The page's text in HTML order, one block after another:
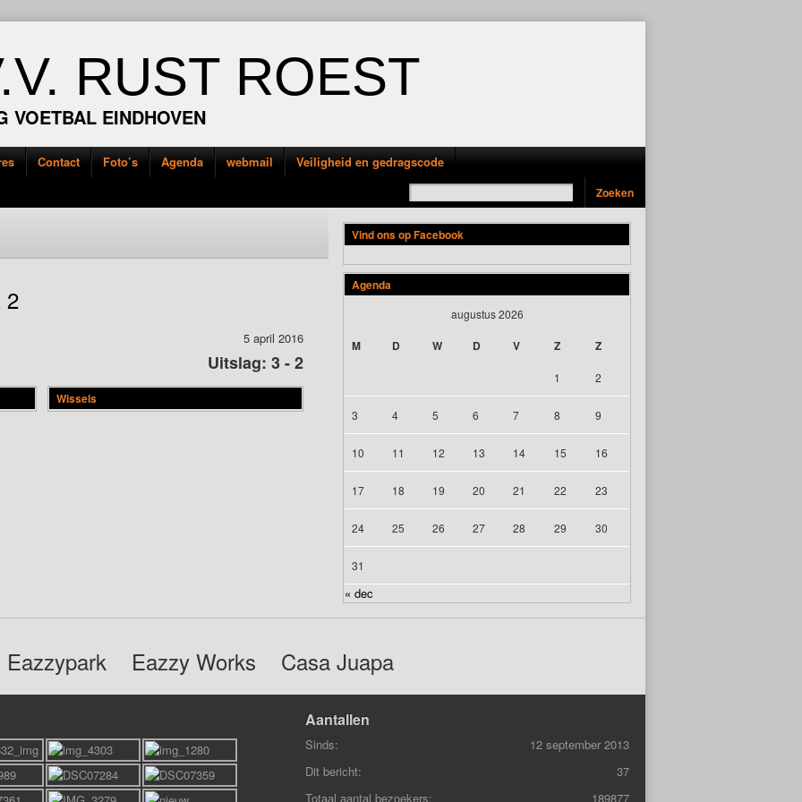
RUST ROEST
VOETBAL EINDHOVEN
Contact Foto’s Agenda webmail Veiligheid en gedragscode
2
5 april 2016
Uitslag: 3 - 2
Wissels
Vind ons op Facebook
Agenda
augustus 2026
M D W D V Z Z
1 2
3 4 5 6 7 8 9
10 11 12 13 14 15 16
17 18 19 20 21 22 23
24 25 26 27 28 29 30
31
« dec
Eazzypark Eazzy Works Casa Juapa
Aantallen
12 september 2013
Sinds:
37
Dit bericht:
189877
Totaal aantal bezoekers: